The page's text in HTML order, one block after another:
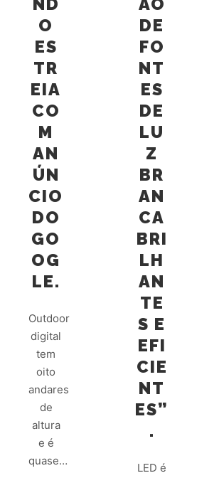
O
ES
TR
EIA
CO
M
AN
ÚN
CIO
DO
GO
OG
LE.
Outdoor
digital
tem
oito
andares
de
altura
e é
quase…
DE
FO
NT
ES
DE
LU
Z
BR
AN
CA
BRI
LH
AN
TE
S E
EFI
CIE
NT
ES”
.
LED é